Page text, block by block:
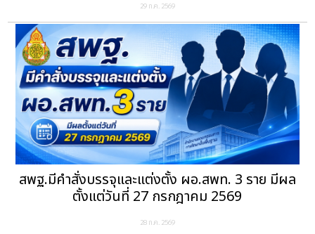
29 ก.ค. 2569
สพฐ.มีคำสั่งบรรจุและแต่งตั้ง ผอ.สพท. 3 ราย มีผล
ตั้งแต่วันที่ 27 กรกฎาคม 2569
28 ก.ค. 2569